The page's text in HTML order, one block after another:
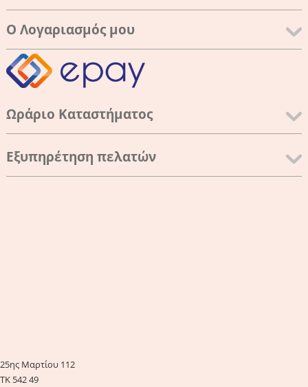
Ο Λογαριασμός μου
Ωράριο Καταστήματος
Εξυπηρέτηση πελατών
25ης Μαρτίου 112
ΤΚ 542 49